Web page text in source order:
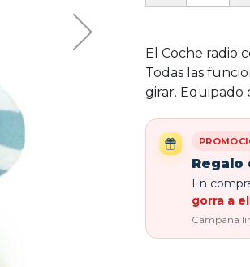
El Coche radio
Todas las
girar. Equipado
Regalo
En
gorra a
Campaña